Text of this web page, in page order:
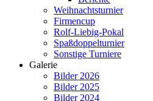
Weihnachtsturnier
Firmencup
Rolf-Liebig-Pokal
Spaßdoppelturnier
Sonstige Turniere
Galerie
Bilder 2026
Bilder 2025
Bilder 2024